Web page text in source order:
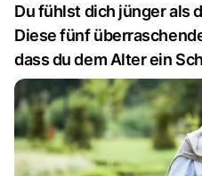
Du fühlst dich jünger als
Diese fünf
dass du dem Alter ein